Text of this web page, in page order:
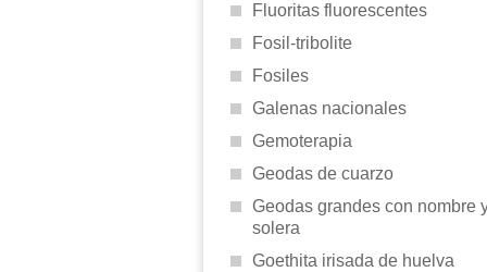
Fluoritas fluorescentes
Fosil-tribolite
Fosiles
Galenas nacionales
Gemoterapia
Geodas de cuarzo
Geodas grandes con nombre
solera
Goethita irisada de huelva